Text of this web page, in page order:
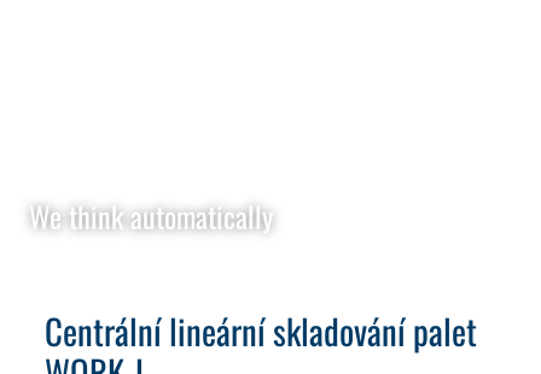
We think automatically
Centrální lineární skladování palet